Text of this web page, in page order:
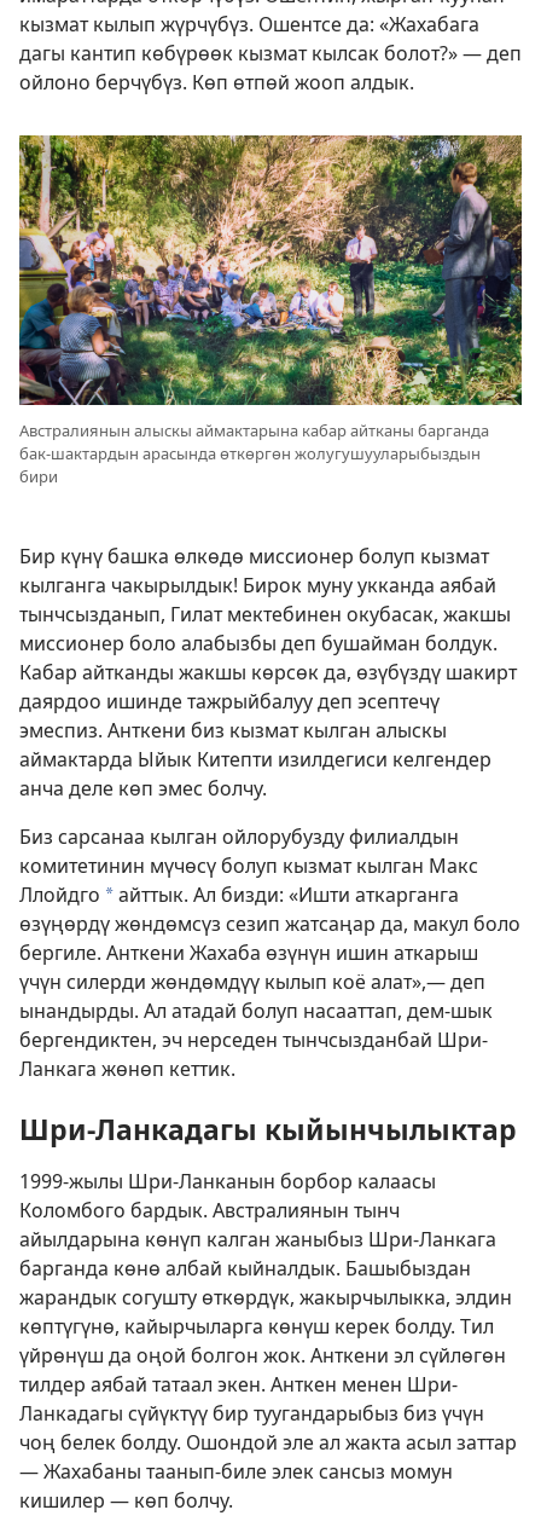
кызмат кылып жүрчүбүз. Ошентсе да: «Жахабага
дагы кантип көбүрөөк кызмат кылсак болот?» — деп
ойлоно берчүбүз. Көп өтпөй жооп алдык.
Австралиянын алыскы аймактарына кабар айтканы барганда
бак-шактардын арасында өткөргөн жолугушууларыбыздын
бири
Бир күнү башка өлкөдө миссионер болуп кызмат
кылганга чакырылдык! Бирок муну укканда аябай
тынчсызданып, Гилат мектебинен окубасак, жакшы
миссионер боло алабызбы деп бушайман болдук.
Кабар айтканды жакшы көрсөк да, өзүбүздү шакирт
даярдоо ишинде тажрыйбалуу деп эсептечү
эмеспиз. Анткени биз кызмат кылган алыскы
аймактарда Ыйык Китепти изилдегиси келгендер
анча деле көп эмес болчу.
Биз сарсанаа кылган ойлорубузду филиалдын
комитетинин мүчөсү болуп кызмат кылган Макс
Ллойдго aайттык. Ал бизди: «Ишти аткарганга
өзүңөрдү жөндөмсүз сезип жатсаңар да, макул боло
бергиле. Анткени Жахаба өзүнүн ишин аткарыш
үчүн силерди жөндөмдүү кылып коё алат»,— деп
ынандырды. Ал атадай болуп насааттап, дем-шык
бергендиктен, эч нерседен тынчсызданбай Шри-
Ланкага жөнөп кеттик.
Шри-Ланкадагы кыйынчылыктар
1999-жылы Шри-Ланканын борбор калаасы
Коломбого бардык. Австралиянын тынч
айылдарына көнүп калган жаныбыз Шри-Ланкага
барганда көнө албай кыйналдык. Башыбыздан
жарандык согушту өткөрдүк, жакырчылыкка, элдин
көптүгүнө, кайырчыларга көнүш керек болду. Тил
үйрөнүш да оңой болгон жок. Анткени эл сүйлөгөн
тилдер аябай татаал экен. Анткен менен Шри-
Ланкадагы сүйүктүү бир туугандарыбыз биз үчүн
чоң белек болду. Ошондой эле ал жакта асыл заттар
— Жахабаны таанып-биле элек сансыз момун
кишилер — көп болчу.